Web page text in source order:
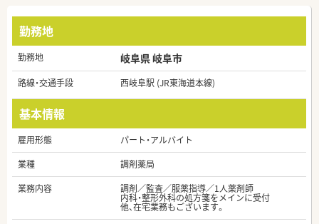
勤務地
勤務地 岐阜県 岐阜市
路線・交通手段 西岐阜駅 (JR東海道本線)
基本情報
雇用形態
パート・アルバイト
業種
調剤薬局
業務内容
調剤／監査／服薬指導／1人薬剤師
内科・整形外科の処方箋をメインに受付
他、在宅業務もございます。